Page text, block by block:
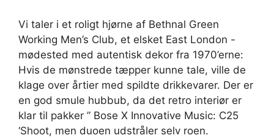
Vi taler i et roligt hjørne af Bethnal Green
Working Men’s Club, et elsket East London -
mødested med autentisk dekor fra 1970’erne:
Hvis de mønstrede tæpper kunne tale, ville de
klage over årtier med spildte drikkevarer. Der er
en god smule hubbub, da det retro interiør er
klar til pakker ” Bose X Innovative Music: C25
‘Shoot, men duoen udstråler selv roen.